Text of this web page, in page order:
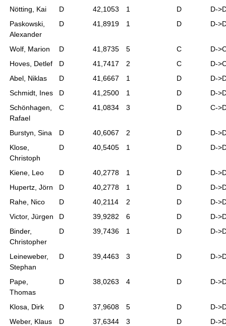
Nötting, Kai D 42,1053 1 D
D-
Paskowski,
Alexander
D 41,8919 1 D D-
Wolf, Marion D 41,8735 5 C
D-
Hoves, Detlef
D 41,7417 2 C
D-
Abel, Niklas
D 41,6667 1 D
D-
Schmidt, Ines
D 41,2500 1 D
D-
Schönhagen,
Rafael
C 41,0834 3 D C-
Burstyn, Sina D 40,6067 2 D
D-
Klose,
Christoph
D 40,5405 1 D D-
Kiene, Leo D 40,2778 1 D
D-
Hupertz, Jörn
D 40,2778 1 D
D-
Rahe, Nico
D 40,2114 2 D
D-
Victor, Jürgen
D 39,9282 6 D
D-
Binder,
Christopher
D 39,7436 1 D D-
Leineweber,
Stephan
D 39,4463 3 D D-
Pape,
Thomas
D 38,0263 4 D D-
Klosa, Dirk D 37,9608 5 D
D-
Weber, Klaus
D 37,6344 3 D
D-